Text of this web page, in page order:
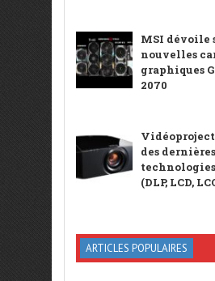
MSI dévoile
nouvelles
graphiques
2070
des dernières
(DLP, LCD,
ARTICLES POPULAIRES